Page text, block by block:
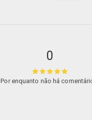
0
Por enquanto não há